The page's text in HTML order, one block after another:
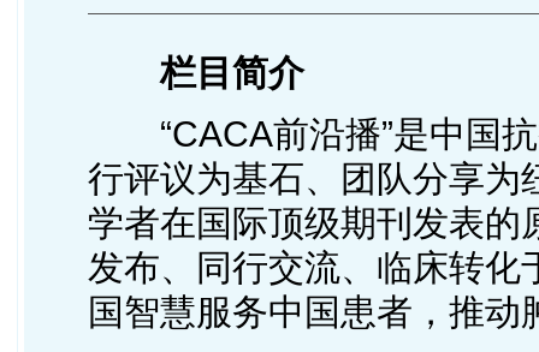
栏目简介
“CACA前沿播”是中国
行评议为基石、团队分享为
学者在国际顶级期刊发表
发布、同行交流、临床转
国智慧服务中国患者，推